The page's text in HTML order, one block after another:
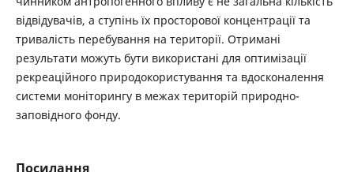
відвідувачів, а ступінь їх просторової концентрації та
тривалість перебування на території. Отримані
результати можуть бути використані для оптимізації
рекреаційного природокористування та вдосконалення
системи моніторингу в межах територій природно-
заповідного фонду.
Посилання